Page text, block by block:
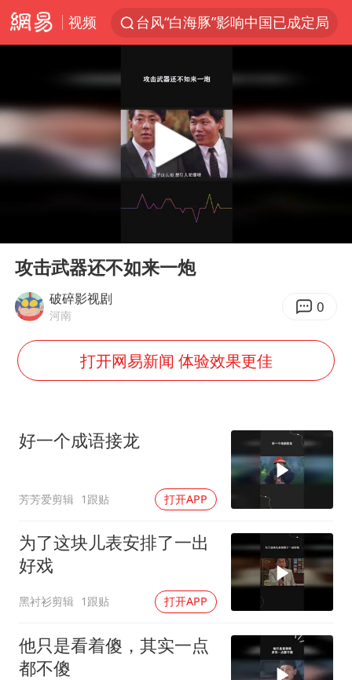
视频
台风“白海豚”影响中国已成定局
陕西柞水县突发泥石流致1死2失联
郑国霖回应去景区上班被保安拦下
曝侯明昊违反交规被约谈
南昌一规划馆现“阴间座椅”字样
小区物业费要上涨 谁说了算
中国经济展现强大韧性和活力
Play
攻击武器还不如来一炮
破碎影视剧
河南 0
打开网易新闻 体验效果更佳
好一个成语接龙
芳芳爱剪辑 1跟贴 打开APP
为了这块儿表安排了一出
好戏
黑衬衫剪辑 1跟贴 打开APP
他只是看着傻，其实一点
都不傻